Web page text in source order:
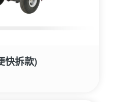
快拆款)